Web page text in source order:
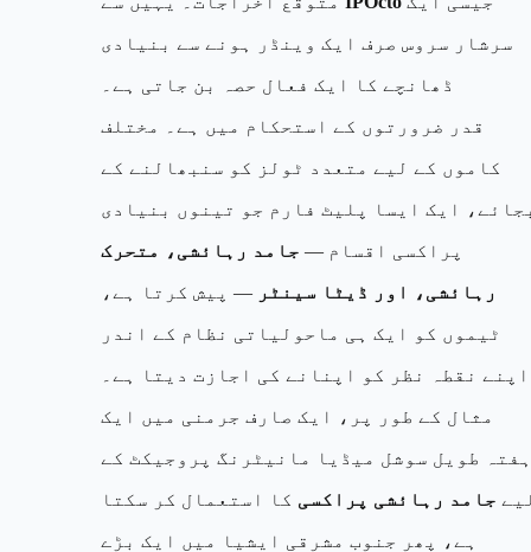
سرشار سروس صرف ایک وینڈر ہونے سے بنیادی
ڈھانچے کا ایک فعال حصہ بن جاتی ہے۔
قدر ضرورتوں کے استحکام میں ہے۔ مختلف
کاموں کے لیے متعدد ٹولز کو سنبھالنے کے
ایک ایسا پلیٹ فارم جو تینوں بنیادی
پراکسی اقسام — جامد رہائشی، متحرک
رہائشی، اور ڈیٹا سینٹر — پیش کرتا ہے،
ٹیموں کو ایک ہی ماحولیاتی نظام کے اندر
اپنے نقطہ نظر کو اپنانے کی اجازت دیتا ہے۔
مثال کے طور پر، ایک صارف جرمنی میں ایک
ہفتہ طویل سوشل میڈیا مانیٹرنگ پروجیکٹ کے
جامد رہائشی پراکسی کا استعمال کر سکتا
ہے، پھر جنوب مشرقی ایشیا میں ایک بڑے